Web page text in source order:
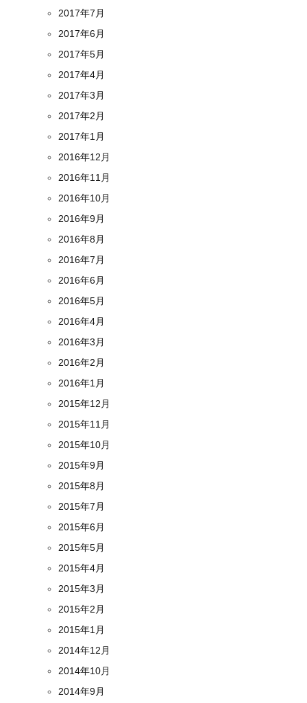
2017年7月
2017年6月
2017年5月
2017年4月
2017年3月
2017年2月
2017年1月
2016年12月
2016年11月
2016年10月
2016年9月
2016年8月
2016年7月
2016年6月
2016年5月
2016年4月
2016年3月
2016年2月
2016年1月
2015年12月
2015年11月
2015年10月
2015年9月
2015年8月
2015年7月
2015年6月
2015年5月
2015年4月
2015年3月
2015年2月
2015年1月
2014年12月
2014年10月
2014年9月